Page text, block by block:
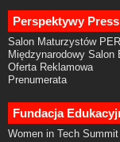
Perspektywy Press
Salon Maturzystów
Międzynarodowy
Oferta Reklamowa
Prenumerata
Fundacja
Women in Tech Summit